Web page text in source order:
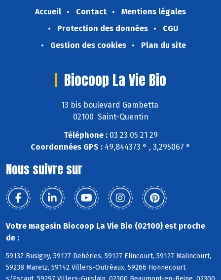
Accueil Contact
Mentions légales
Protection des données
CGU
Gestion des cookies
Plan du site
Biocoop La Vie Bio
13 bis boulevard Gambetta
02100 Saint-Quentin
Téléphone :03 23 05 21 29
Coordonnées GPS : 49,844373 ° , 3,295067 °
Nous suivre sur
Votre magasin Biocoop La Vie Bio (02100) est proche
de :
59137 Busigny, 59127 Dehéries, 59127 Elincourt, 59127 Malincourt,
59238 Maretz, 59142 Villers-Outréaux, 59266 Honnecourt